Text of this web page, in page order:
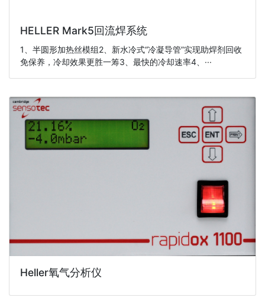
HELLER Mark5回流焊系统
1、半圆形加热丝模组2、新水冷式“冷凝导管”实现助焊剂回收
免保养，冷却效果更胜一筹3、最快的冷却速率4、···
Heller氧气分析仪